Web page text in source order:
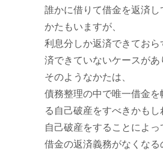
誰かに借りて借金を返済し
かたもいますが、
利息分しか返済できておら
済できていないケースがあ
そのようなかたは、
債務整理の中で唯一借金を
る自己破産をすべきかもし
自己破産をすることによっ
借金の返済義務がなくなる